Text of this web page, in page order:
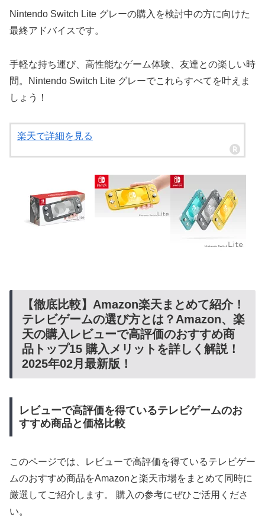
Nintendo Switch Lite グレーの購入を検討中の方に向けた
最終アドバイスです。
手軽な持ち運び、高性能なゲーム体験、友達との楽しい時
間。Nintendo Switch Lite グレーでこれらすべてを叶えま
しょう！
楽天で詳細を見る
【徹底比較】Amazon楽天まとめて紹介！
テレビゲームの選び方とは？Amazon、楽
天の購入レビューで高評価のおすすめ商
品トップ15 購入メリットを詳しく解説！
2025年02月最新版！
レビューで高評価を得ているテレビゲームのお
すすめ商品と価格比較
このページでは、レビューで高評価を得ているテレビゲー
ムのおすすめ商品をAmazonと楽天市場をまとめて同時に
厳選してご紹介します。 購入の参考にぜひご活用くださ
い。